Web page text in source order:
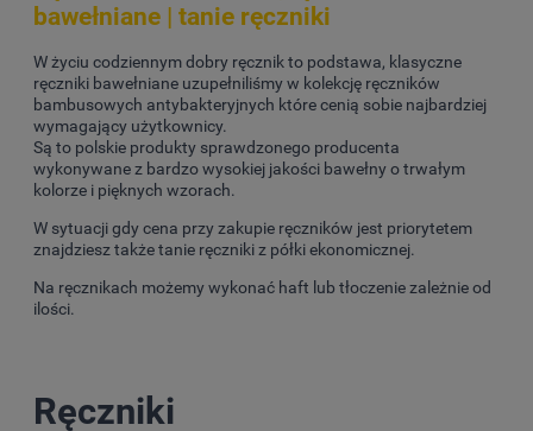
bawełniane | tanie ręczniki
W życiu codziennym dobry ręcznik to podstawa, klasyczne
ręczniki bawełniane uzupełniliśmy w kolekcję ręczników
bambusowych antybakteryjnych które cenią sobie najbardziej
wymagający użytkownicy.
Są to polskie produkty sprawdzonego producenta
wykonywane z bardzo wysokiej jakości bawełny o trwałym
kolorze i pięknych wzorach.
W sytuacji gdy cena przy zakupie ręczników jest priorytetem
znajdziesz także tanie ręczniki z półki ekonomicznej.
Na ręcznikach możemy wykonać haft lub tłoczenie zależnie od
ilości.
Ręczniki